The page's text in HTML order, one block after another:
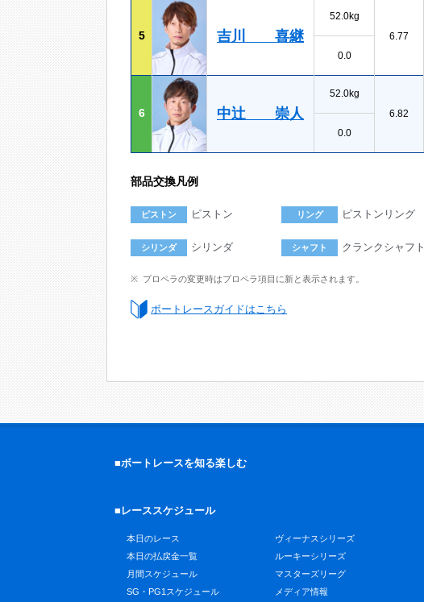
5 吉川 喜継
52.0kg
6.77
0.0
6 中辻 崇人
52.0kg
6.82
0.0
部品交換凡例
ピストン ピストン リング ピストンリング
シリンダ シリンダ シャフト クランクシャフト
プロペラの変更時はプロペラ項目に新と表示されます。
ボートレースガイドはこちら
■ボートレースを知る楽しむ
■レーススケジュール
本日のレース
本日の払戻金一覧
月間スケジュール
SG・PG1スケジュール
ヴィーナスシリーズ
ルーキーシリーズ
マスターズリーグ
メディア情報